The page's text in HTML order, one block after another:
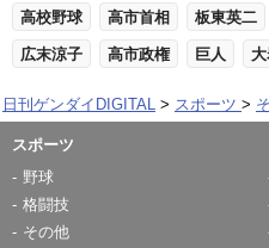
高校野球 高市首相 板東英二
広末涼子 高市政権 巨人 大
日刊ゲンダイDIGITAL スポーツ
スポーツ
野球
格闘技
その他